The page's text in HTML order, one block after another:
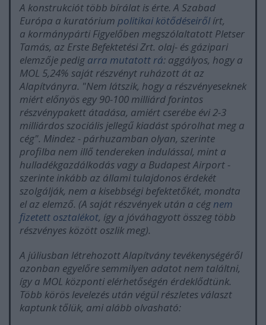
A konstrukciót több bírálat is érte. A Szabad
Európa a kuratórium politikai kötődéseirőlírt,
a kormánypárti Figyelőben megszólaltatott Pletser
Tamás, az Erste Befektetési Zrt. olaj- és gázipari
elemzője pedig arra mutatott rá: aggályos, hogy a
MOL 5,24% saját részvényt ruházott át az
Alapítványra. "Nem látszik, hogy a részvényeseknek
miért előnyös egy 90-100 milliárd forintos
részvénypakett átadása, amiért cserébe évi 2-3
milliárdos szociális jellegű kiadást spórolhat meg a
cég". Mindez - párhuzamban olyan, szerinte
profilba nem illő tendereken indulással, mint a
hulladékgazdálkodás vagy a Budapest Airport -
szerinte inkább az állami tulajdonos érdekét
szolgálják, nem a kisebbségi befektetőkét, mondta
el az elemző. (A saját részvények után a cégnem
fizetett osztalékot, így a jóváhagyott összeg több
részvényes között oszlik meg).
A júliusban létrehozott Alapítvány tevékenységéről
azonban egyelőre semmilyen adatot nem találtni,
így a MOL központi elérhetőségén érdeklődtünk.
Több körös levelezés után végül részletes választ
kaptunk tőlük, ami alább olvasható: